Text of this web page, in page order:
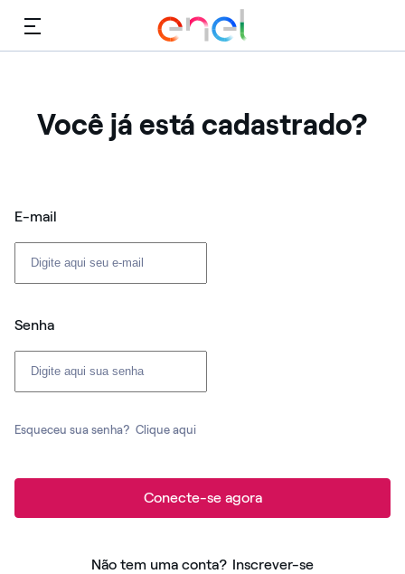
Cardápio
Você já está cadastrado?
Login: usuário e senha
E-mail
Senha
Esqueceu sua senha? Clique aqui
Conecte-se agora
Não tem uma conta? Inscrever-se